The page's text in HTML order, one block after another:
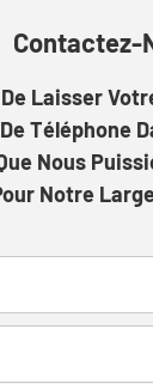
Contactez-
Laisser
Téléphone
Nous
Notre